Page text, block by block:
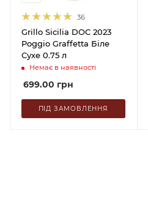
36
Grillo Sicilia DOC 2023
Poggio Graffetta Біле
Сухе 0.75 л
Немає в наявності
699.00 грн
ПІД ЗАМОВЛЕННЯ